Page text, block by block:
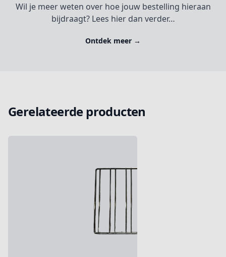
Wil je meer weten over hoe jouw bestelling hieraan
bijdraagt? Lees hier dan verder…
Ontdek meer →
Gerelateerde producten